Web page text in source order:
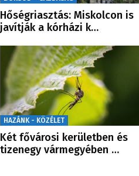
Hőségriasztás: Miskolcon is
javítják a kórházi k…
HAZÁNK - KÖZÉLET
Két fővárosi kerületben és
tizenegy vármegyében …